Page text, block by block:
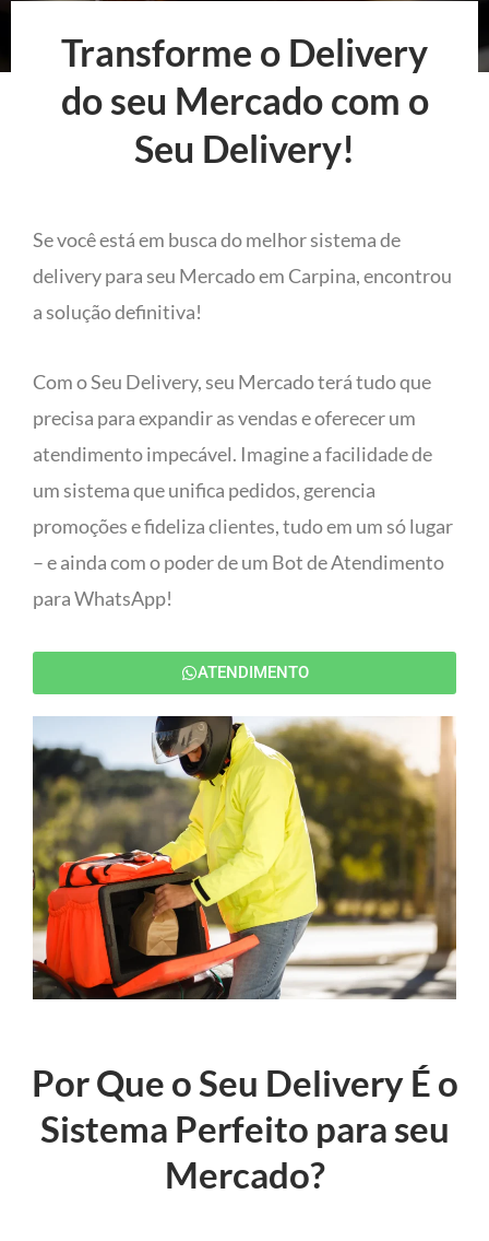
Transforme o Delivery
do seu Mercado com o
Seu Delivery!
Se você está em busca do melhor sistema de
delivery para seu Mercado em Carpina, encontrou
a solução definitiva!
Com o Seu Delivery, seu Mercado terá tudo que
precisa para expandir as vendas e oferecer um
atendimento impecável. Imagine a facilidade de
um sistema que unifica pedidos, gerencia
promoções e fideliza clientes, tudo em um só lugar
– e ainda com o poder de um Bot de Atendimento
para WhatsApp!
ATENDIMENTO
Por Que o Seu Delivery É o
Sistema Perfeito para seu
Mercado?